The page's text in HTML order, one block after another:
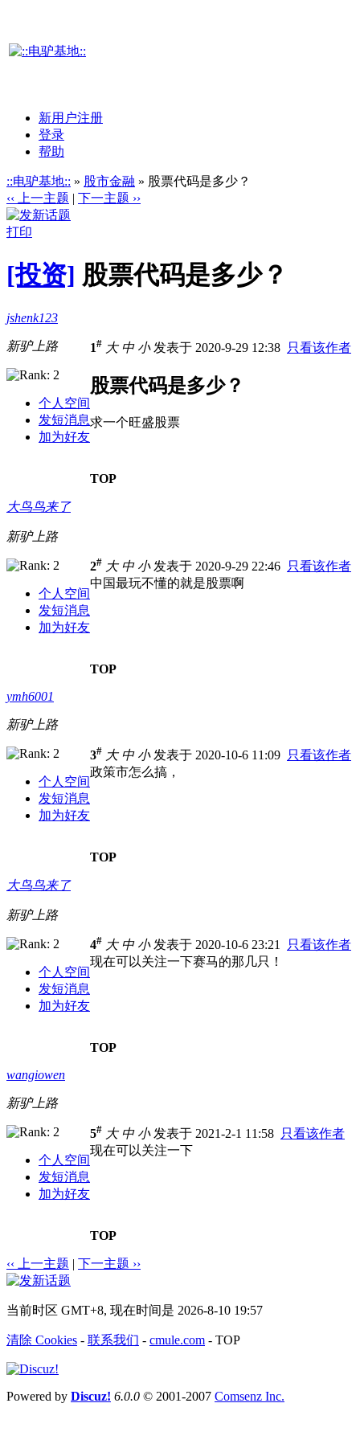
新用户注册
登录
帮助
::电驴基地:: » 股市金融 » 股票代码是多少？
‹‹ 上一主题 | 下一主题 ››
打印
[投资] 股票代码是多少？
jshenk123
新驴上路
个人空间
发短消息
加为好友
1# 大 中 小发表于 2020-9-29 12:38 只看该作者
股票代码是多少？
求一个旺盛股票
TOP
大鸟鸟来了
新驴上路
个人空间
发短消息
加为好友
2# 大 中 小发表于 2020-9-29 22:46 只看该作者
中国最玩不懂的就是股票啊
TOP
ymh6001
新驴上路
个人空间
发短消息
加为好友
3# 大 中 小发表于 2020-10-6 11:09 只看该作者
政策市怎么搞，
TOP
大鸟鸟来了
新驴上路
个人空间
发短消息
加为好友
4# 大 中 小发表于 2020-10-6 23:21
只看该作者
现在可以关注一下赛马的那几只！
TOP
wangiowen
新驴上路
个人空间
发短消息
加为好友
5# 大 中 小发表于 2021-2-1 11:58 只看该作者
现在可以关注一下
TOP
‹‹ 上一主题 | 下一主题 ››
当前时区 GMT+8, 现在时间是 2026-8-10 19:57
清除 Cookies - 联系我们 - cmule.com - TOP
Powered by Discuz! 6.0.0 © 2001-2007 Comsenz Inc.